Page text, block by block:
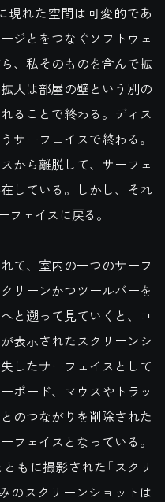
現れた空間は可変的であ
ジとをつなぐソフトウェ
、私そのものを含んで拡
大は部屋の壁という別の
ることで終わる。ディス
サーフェイスで終わる。
から離脱して、サーフェ
している。しかし、それ
ェイスに戻る。
て、室内の一つのサーフ
リーンかつツールバーを
と遡って見ていくと、コ
表示されたスクリーンシ
したサーフェイスとして
ボード、マウスやトラッ
のつながりを削除された
フェイスとなっている。
もに撮影された「スクリ
のスクリーンショットは